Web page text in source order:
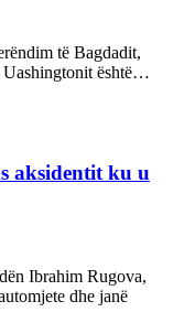
të Bagdadit,
Uashingtonit është…
aksidentit ku u
Ibrahim Rugova,
dhe janë